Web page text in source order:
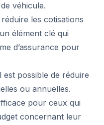
véhicule.
les cotisations
élément clé qui
d’assurance pour
possible de réduire
ou annuelles.
pour ceux qui
concernant leur